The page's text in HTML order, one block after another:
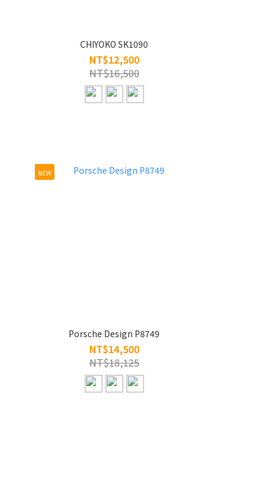
CHIYOKO SK1090
NT$12,500
NT$16,500
NEW
Porsche Design P8749
NT$14,500
NT$18,125